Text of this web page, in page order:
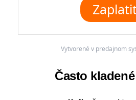
Vytvorené v predajnom
Často